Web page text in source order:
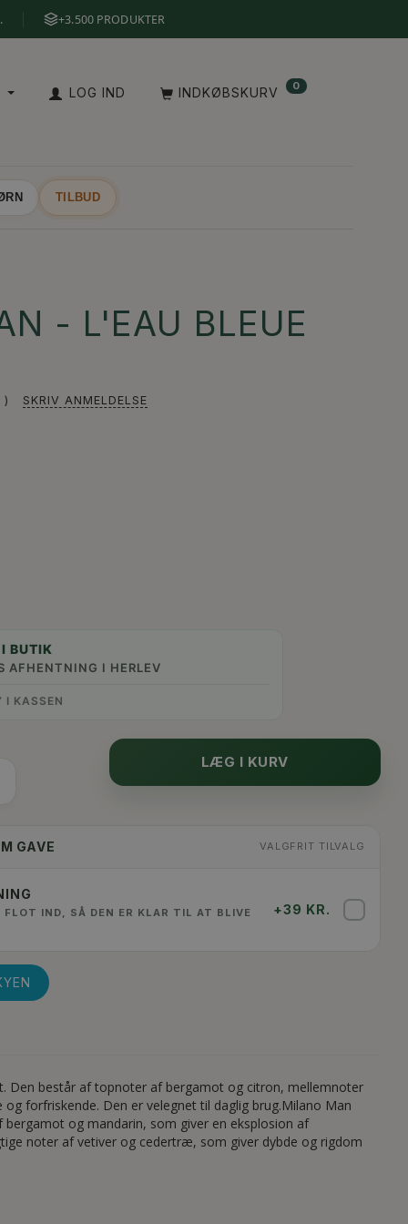
+3.500 PRODUKTER
LOG IND INDKØBSKURV 0
TILBUD
- L'EAU BLEUE
SKRIV ANMELDELSE
BUTIK
AFHENTNING I HERLEV
I KASSEN
LÆG I KURV
GAVE VALGFRIT TILVALG
FLOT IND, SÅ DEN ER KLAR TIL AT BLIVE +39 KR.
Den består af topnoter af bergamot og citron, mellemnoter
forfriskende. Den er velegnet til daglig brug.Milano Man
og mandarin, som giver en eksplosion af
noter af vetiver og cedertræ, som giver dybde og rigdom